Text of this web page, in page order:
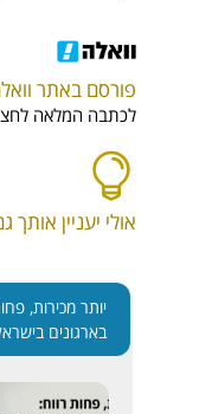
פורסם באתר
לכתבה המלאה
אולי יעניין אותך
יותר מכירות,
בארגונים